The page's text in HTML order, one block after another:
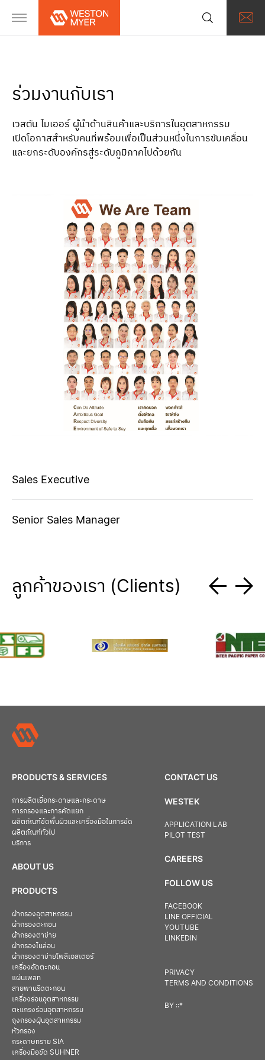
ร่วมงานกับเรา
เวสตัน ไมเออร์ ผู้นำด้านสินค้าและบริการในอุตสาหกรรม
เปิดโอกาสสำหรับคนที่พร้อมเพื่อเป็นส่วนหนึ่งในการขับเคลื่อน
และยกระดับองค์กรสู่ระดับภูมิภาคไปด้วยกัน
Sales Executive
Senior Sales Manager
ลูกค้าของเรา (Clients)
PRODUCTS & SERVICES
การผลิตเยื่อกระดาษและกระดาษ
การกรองและการคัดแยก
ผลิตภัณฑ์ขัดพื้นผิวและเครื่องมือในการขัด
ผลิตภัณฑ์ทั่วไป
บริการ
ABOUT US
PRODUCTS
ผ้ากรองอุตสาหกรรม
ผ้ากรองตะกอน
ผ้ากรองตาข่าย
ผ้ากรองไนล่อน
ผ้ากรองตาข่ายโพลีเอสเตอร์
เครื่องอัดตะกอน
แผ่นเพลท
สายพานรีดตะกอน
เครื่องร่อนอุตสาหกรรม
ตะแกรงร่อนอุตสาหกรรม
ถุงกรองฝุ่นอุตสาหกรรม
หัวกรอง
กระดาษทราย SIA
เครื่องมือขัด SUHNER
CONTACT US
WESTEK
APPLICATION LAB
PILOT TEST
CAREERS
FOLLOW US
FACEBOOK
LINE OFFICIAL
YOUTUBE
LINKEDIN
PRIVACY
TERMS AND CONDITIONS
BY ::*